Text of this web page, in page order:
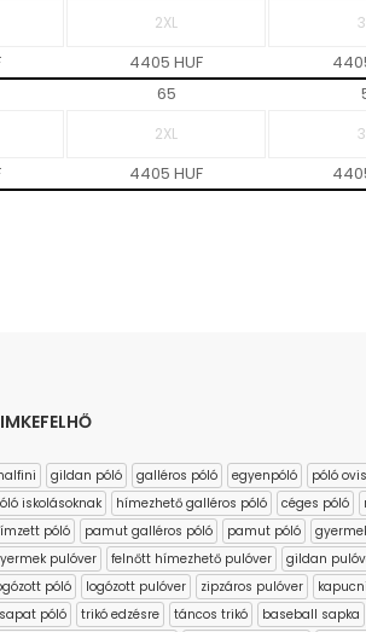
4405 HUF
65
4405 HUF
gildan póló galléros póló egyenpóló
póló
iskolásoknak
hímezhető galléros póló céges póló
póló
pamut galléros póló pamut póló
pulóver
felnőtt hímezhető pulóver
gildan
póló
logózott pulóver zipzáros pulóver
póló
trikó edzésre táncos trikó
baseball sapka